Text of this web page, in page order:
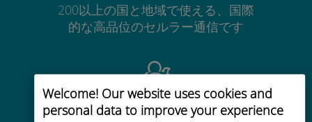
Welcome! Our website uses cookies and
personal data to improve your experience
200以上の国と地域で使える、国際
的な高品位のセルラー通信です